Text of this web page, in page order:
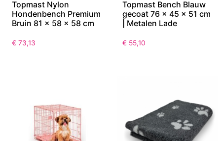
Topmast Nylon
Hondenbench Premium
Bruin 81 x 58 x 58 cm
€ 73,13
Topmast Bench Blauw
gecoat 76 x 45 x 51 cm
| Metalen Lade
€ 55,10